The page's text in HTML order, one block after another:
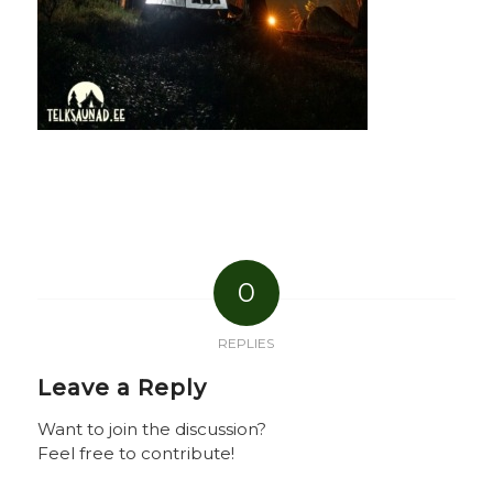
0
REPLIES
Leave a Reply
Want to join the discussion?
Feel free to contribute!